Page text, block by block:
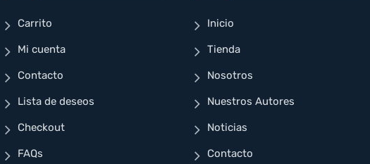
Carrito
Mi cuenta
Contacto
Lista de deseos
Checkout
FAQs
Inicio
Tienda
Nosotros
Nuestros Autores
Noticias
Contacto